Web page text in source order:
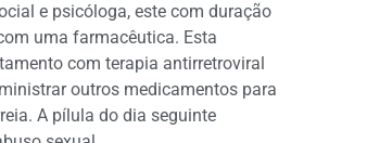
e psicóloga, este com duração
uma farmacêutica. Esta
com terapia antirretroviral
outros medicamentos para
A pílula do dia seguinte